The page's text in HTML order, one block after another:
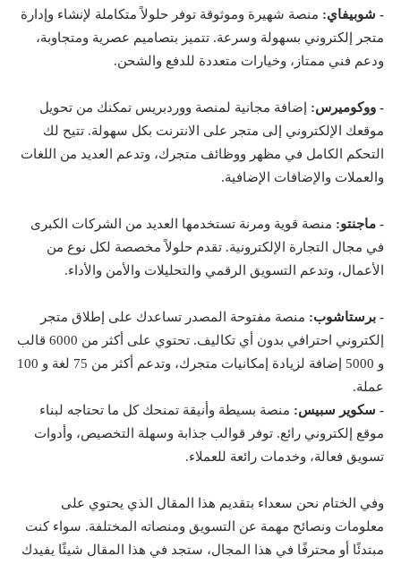
- شوبيفاي: منصة شهيرة وموثوقة توفر حلولاً متكاملة لإنشاء وإدارة
متجر إلكتروني بسهولة وسرعة. تتميز بتصاميم عصرية ومتجاوبة،
ودعم فني ممتاز، وخيارات متعددة للدفع والشحن.
- ووكوميرس: إضافة مجانية لمنصة ووردبريس تمكنك من تحويل
موقعك الإلكتروني إلى متجر على الانترنت بكل سهولة. تتيح لك
التحكم الكامل في مظهر ووظائف متجرك، وتدعم العديد من اللغات
والعملات والإضافات الإضافية.
- ماجنتو: منصة قوية ومرنة تستخدمها العديد من الشركات الكبرى
في مجال التجارة الإلكترونية. تقدم حلولاً مخصصة لكل نوع من
الأعمال، وتدعم التسويق الرقمي والتحليلات والأمن والأداء.
- برستاشوب: منصة مفتوحة المصدر تساعدك على إطلاق متجر
إلكتروني احترافي بدون أي تكاليف. تحتوي على أكثر من 6000 قالب
و 5000 إضافة لزيادة إمكانيات متجرك، وتدعم أكثر من 75 لغة و 100
عملة.
- سكوير سبيس: منصة بسيطة وأنيقة تمنحك كل ما تحتاجه لبناء
موقع إلكتروني رائع. توفر قوالب جذابة وسهلة التخصيص، وأدوات
تسويق فعالة، وخدمات رائعة للعملاء.
وفي الختام نحن سعداء بتقديم هذا المقال الذي يحتوي على
معلومات ونصائح مهمة عن التسويق ومنصاته المختلفة. سواء كنت
مبتدئًا أو محترفًا في هذا المجال، ستجد في هذا المقال شيئًا يفيدك